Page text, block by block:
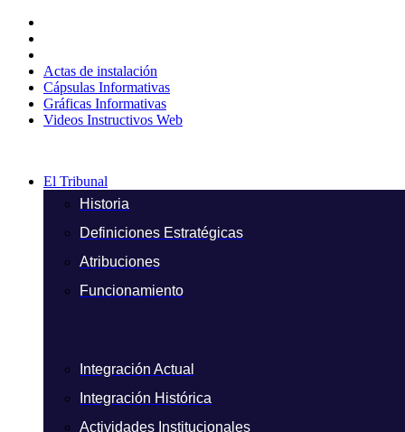
contenido
Actas de instalación
Cápsulas Informativas
Gráficas Informativas
Videos Instructivos Web
El Tribunal
Historia
Definiciones Estratégicas
Atribuciones
Funcionamiento
Integración Actual
Integración Histórica
Actividades Institucionales